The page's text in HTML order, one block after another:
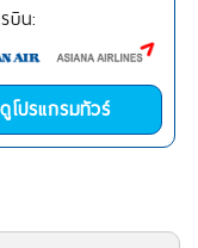
บิน:
ดูโปรแกรมทัวร์